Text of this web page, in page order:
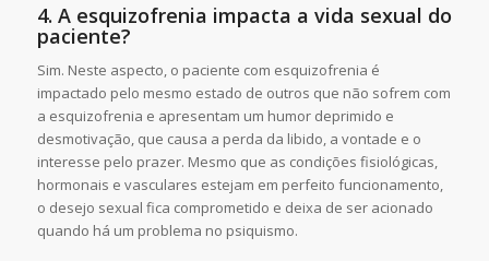
4. A esquizofrenia impacta a vida sexual do
paciente?
Sim. Neste aspecto, o paciente com esquizofrenia é
impactado pelo mesmo estado de outros que não sofrem com
a esquizofrenia e apresentam um humor deprimido e
desmotivação, que causa a perda da libido, a vontade e o
interesse pelo prazer. Mesmo que as condições fisiológicas,
hormonais e vasculares estejam em perfeito funcionamento,
o desejo sexual fica comprometido e deixa de ser acionado
quando há um problema no psiquismo.